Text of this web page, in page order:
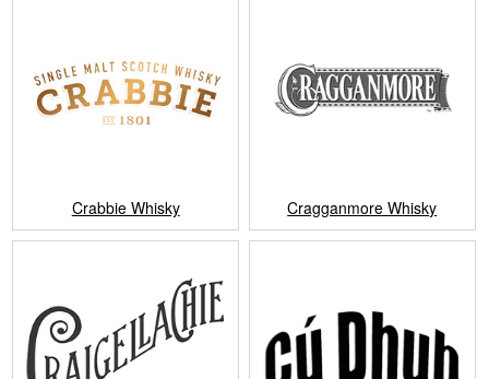
Crabbie Whisky Cragganmore Whisky